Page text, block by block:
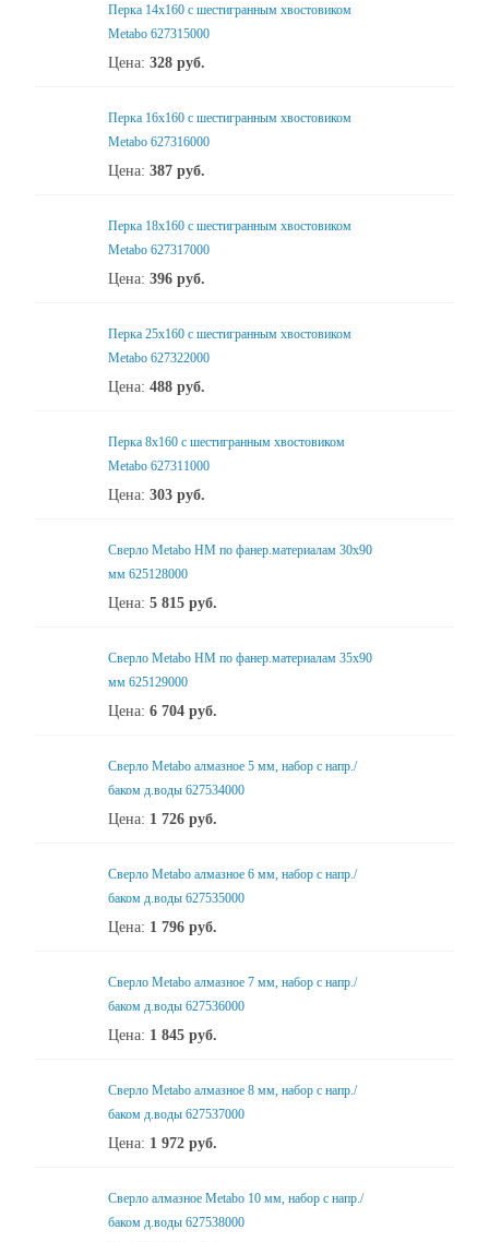
Перка 14x160 с шестигранным хвостовиком
Metabo 627315000
Цена: 328 руб.
Перка 16x160 с шестигранным хвостовиком
Metabo 627316000
Цена: 387 руб.
Перка 18x160 с шестигранным хвостовиком
Metabo 627317000
Цена: 396 руб.
Перка 25x160 с шестигранным хвостовиком
Metabo 627322000
Цена: 488 руб.
Перка 8x160 с шестигранным хвостовиком
Metabo 627311000
Цена: 303 руб.
Сверло Metabo HM по фанер.материалам 30х90
мм 625128000
Цена: 5 815 руб.
Сверло Metabo HM по фанер.материалам 35х90
мм 625129000
Цена: 6 704 руб.
Сверло Metabo алмазное 5 мм, набор с напр./
баком д.воды 627534000
Цена: 1 726 руб.
Сверло Metabo алмазное 6 мм, набор с напр./
баком д.воды 627535000
Цена: 1 796 руб.
Сверло Metabo алмазное 7 мм, набор с напр./
баком д.воды 627536000
Цена: 1 845 руб.
Сверло Metabo алмазное 8 мм, набор с напр./
баком д.воды 627537000
Цена: 1 972 руб.
Сверло алмазное Metabo 10 мм, набор с напр./
баком д.воды 627538000